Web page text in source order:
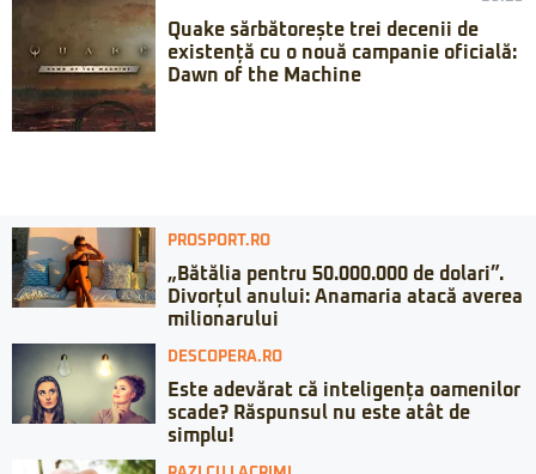
Quake sărbătorește trei decenii de
existență cu o nouă campanie oficială:
Dawn of the Machine
PROSPORT.RO
„Bătălia pentru 50.000.000 de dolari”.
Divorțul anului: Anamaria atacă averea
milionarului
DESCOPERA.RO
Este adevărat că inteligența oamenilor
scade? Răspunsul nu este atât de
simplu!